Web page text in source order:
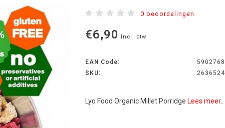
0 beoordelingen
€6,90 Incl. btw
EAN Code:
SKU:
Lyo Food Organic Millet Porridge Lees meer..